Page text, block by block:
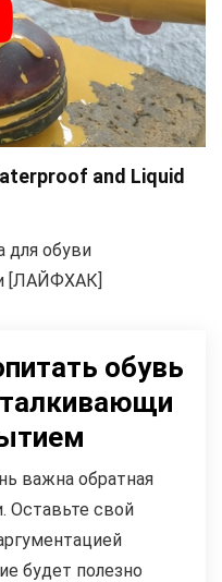
and Liquid
для обуви
[ЛАЙФХАК]
обувь
важна обратная
Оставьте свой
будет полезно